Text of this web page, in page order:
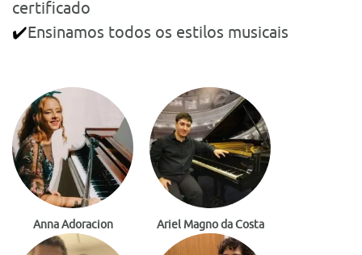
certificado
✔️Ensinamos todos os estilos musicais
Anna Adoracion Ariel Magno da Costa